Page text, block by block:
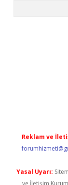
Reklam ve
Yasal Uyarı:
ve İletişim